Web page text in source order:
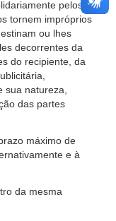
pelos
tornem impróprios
ou lhes
decorrentes da
do recipiente, da
sua natureza,
das partes
máximo de
e à
da mesma